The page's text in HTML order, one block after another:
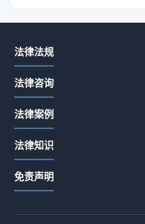
法律法规
法律咨询
法律案例
法律知识
免责声明